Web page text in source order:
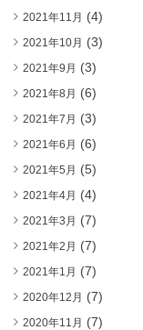
2021年11月 (4)
2021年10月 (3)
2021年9月 (3)
2021年8月 (6)
2021年7月 (3)
2021年6月 (6)
2021年5月 (5)
2021年4月 (4)
2021年3月 (7)
2021年2月 (7)
2021年1月 (7)
2020年12月 (7)
2020年11月 (7)